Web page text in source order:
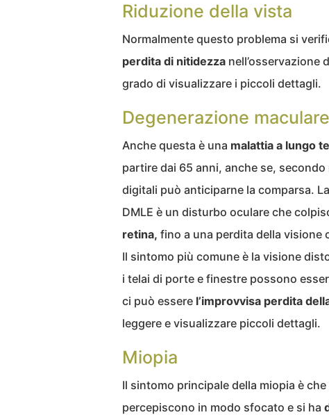
Riduzione della vista
Normalmente questo problema si
perdita di nitidezza nell’osservazione
grado di visualizzare i piccoli dettagli.
Degenerazione
Anche questa è una malattia a lungo
partire dai 65 anni, anche se,
digitali può anticiparne la comparsa.
DMLE è un disturbo oculare che
retina, fino a una perdita della visione
Il sintomo più comune è la visione
i telai di porte e finestre possono
ci può essere l’improvvisa perdita
leggere e visualizzare piccoli dettagli.
Miopia
Il sintomo principale della miopia è
percepiscono in modo sfocato e si ha